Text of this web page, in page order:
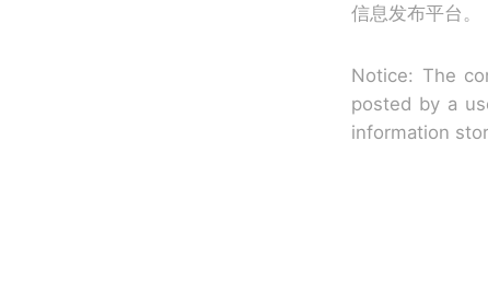
信息发布平台。
Notice: The
posted by a
information